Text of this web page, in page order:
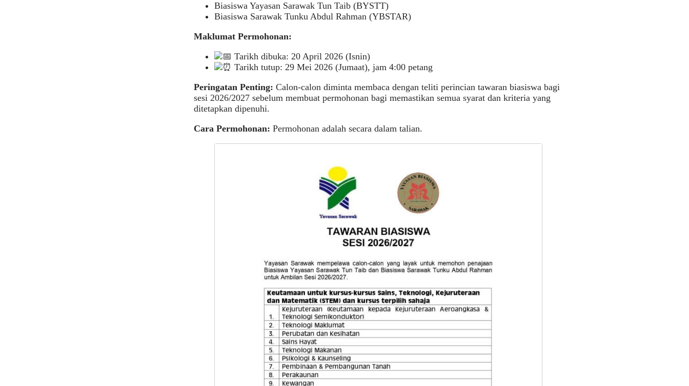
Biasiswa Yayasan Sarawak Tun Taib (BYSTT)
Biasiswa Sarawak Tunku Abdul Rahman (YBSTAR)
Maklumat Permohonan:
Tarikh dibuka: 20 April 2026 (Isnin)
Tarikh tutup: 29 Mei 2026 (Jumaat), jam 4:00 petang
Peringatan Penting: Calon-calon diminta membaca dengan teliti perincian tawaran biasiswa bagi
sesi 2026/2027 sebelum membuat permohonan bagi memastikan semua syarat dan kriteria yang
ditetapkan dipenuhi.
Cara Permohonan: Permohonan adalah secara dalam talian.